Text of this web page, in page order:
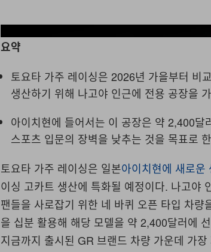
요약
토요타 가주 레이싱은 2026년 가을부터 비
생산하기 위해 나고야 인근에 전용 공장을
아이치현에 들어서는 이 공장은 약 2,400
스포츠 입문의 장벽을 낮추는 것을 목표로
토요타 가주 레이싱은 일본아이치현에 새로운
이싱 고카트 생산에 특화될 예정이다. 나고야
팬들을 사로잡기 위한 네 바퀴 오픈 타입 차
을 십분 활용해 해당 모델을 약 2,400달러에
지금까지 출시된 GR 브랜드 차량 가운데 가